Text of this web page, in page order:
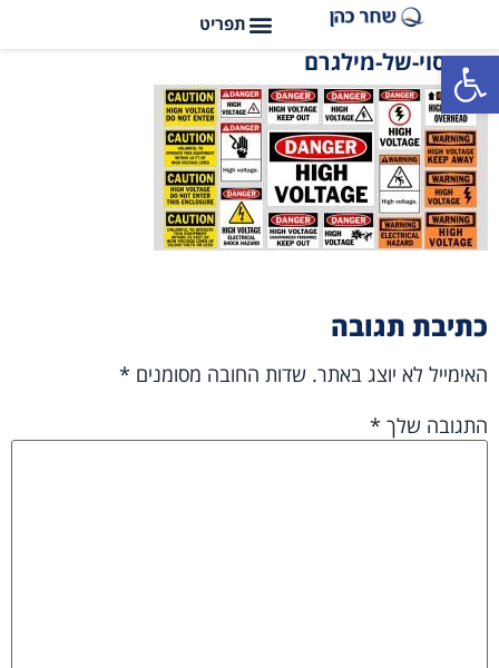
פתח סרגל נגישות
הניסוי-של-מילגרם
כתיבת תגובה
האימייל לא יוצג באתר. שדות החובה מסומנים *
התגובה שלך *